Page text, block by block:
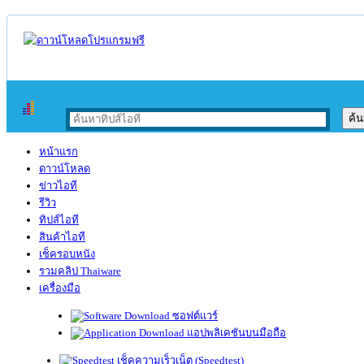
หน้าแรก
ดาวน์โหลด
ข่าวไอที
รีวิว
ทิปส์ไอที
สินค้าไอที
เช็ครอบหนัง
รวมคลิป Thaiware
เครื่องมือ
ซอฟต์แวร์
แอปพลิเคชันบนมือถือ
เช็คความเร็วเน็ต (Speedtest)